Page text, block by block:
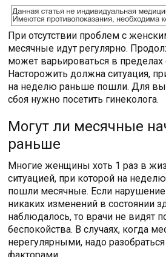
При отсутствии проблем с
месячные идут регулярно.
может варьироваться в пределах
Насторожить должна ситуация,
на неделю раньше пошли. Для
сбоя нужно посетить гинеколога.
Могут ли месячные
раньше
Многие женщины хоть 1 раз в
ситуацией, при которой на
пошли месячные. Если
никаких изменений в состоянии
наблюдалось, то врачи не видят
беспокойства. В случаях, когда
нерегулярными, надо